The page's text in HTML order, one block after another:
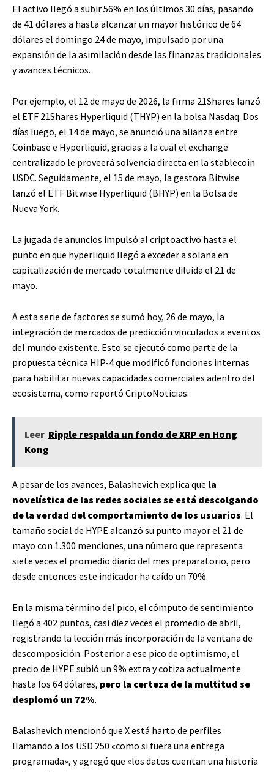
El activo llegó a subir 56% en los últimos 30 días, pasando
de 41 dólares a hasta alcanzar un mayor histórico de 64
dólares el domingo 24 de mayo, impulsado por una
expansión de la asimilación desde las finanzas tradicionales
y avances técnicos.
Por ejemplo, el 12 de mayo de 2026, la firma 21Shares lanzó
el ETF 21Shares Hyperliquid (THYP) en la bolsa Nasdaq. Dos
días luego, el 14 de mayo, se anunció una alianza entre
Coinbase e Hyperliquid, gracias a la cual el exchange
centralizado le proveerá solvencia directa en la stablecoin
USDC. Seguidamente, el 15 de mayo, la gestora Bitwise
lanzó el ETF Bitwise Hyperliquid (BHYP) en la Bolsa de
Nueva York.
La jugada de anuncios impulsó al criptoactivo hasta el
punto en que hyperliquid llegó a exceder a solana en
capitalización de mercado totalmente diluida el 21 de
mayo.
A esta serie de factores se sumó hoy, 26 de mayo, la
integración de mercados de predicción vinculados a eventos
del mundo existente. Esto se ejecutó como parte de la
propuesta técnica HIP-4 que modificó funciones internas
para habilitar nuevas capacidades comerciales adentro del
ecosistema, como reportó CriptoNoticias.
Leer Ripple respalda un fondo de XRP en Hong
Kong
A pesar de los avances, Balashevich explica que la
novelística de las redes sociales se está descolgando
de la verdad del comportamiento de los usuarios. El
tamaño social de HYPE alcanzó su punto mayor el 21 de
mayo con 1.300 menciones, una número que representa
siete veces el promedio diario del mes preparatorio, pero
desde entonces este indicador ha caído un 70%.
En la misma término del pico, el cómputo de sentimiento
llegó a 402 puntos, casi diez veces el promedio de abril,
registrando la lección más incorporación de la ventana de
descomposición. Posterior a ese pico de optimismo, el
precio de HYPE subió un 9% extra y cotiza actualmente
hasta los 64 dólares, pero la certeza de la multitud se
desplomó un 72%.
Balashevich mencionó que X está harto de perfiles
llamando a los USD 250 «como si fuera una entrega
programada», y agregó que «los datos cuentan una historia